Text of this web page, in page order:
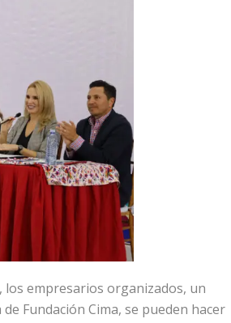
los empresarios organizados, un
Fundación Cima, se pueden hacer